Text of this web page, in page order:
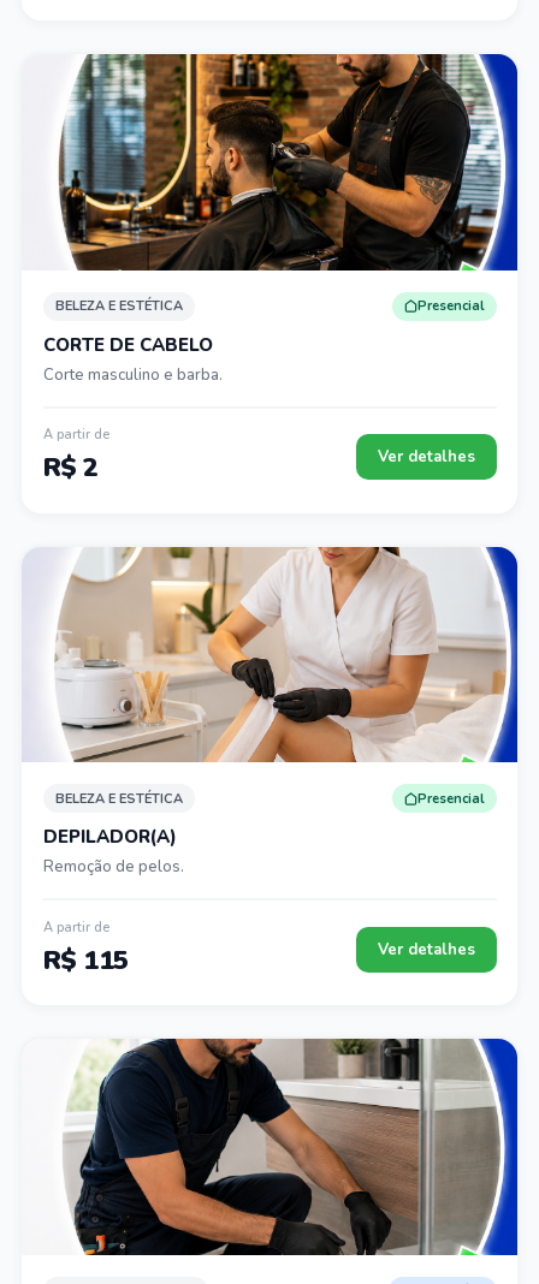
BELEZA E ESTÉTICA Presencial
CORTE DE CABELO
Corte masculino e barba.
A partir de
R$ 2 Ver detalhes
BELEZA E ESTÉTICA Presencial
DEPILADOR(A)
Remoção de pelos.
A partir de
R$ 115 Ver detalhes